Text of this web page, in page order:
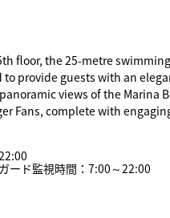
floor, the 25-metre
to provide guests with an
views of the Marina
Fans, complete with
ード監視時間：7:00～22:00